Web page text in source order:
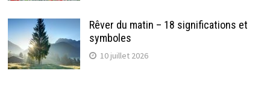
Rêver du matin – 18 significations et
symboles
10 juillet 2026